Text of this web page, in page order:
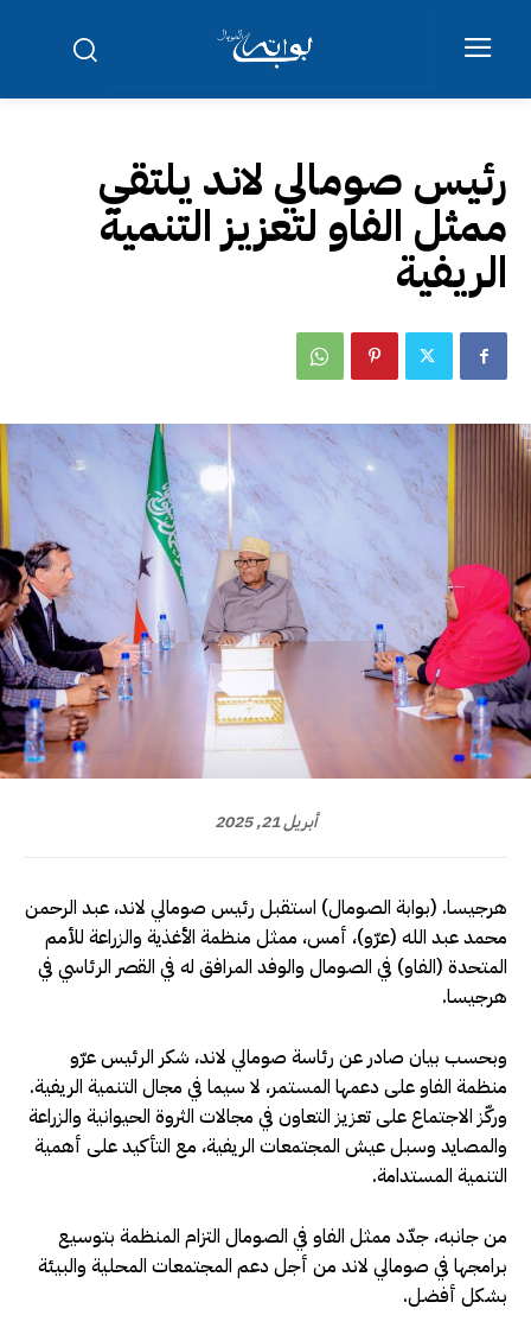
رئيس صومالي لاند يلتقي
ممثل الفاو لتعزيز التنمية
الريفية
أبريل 21, 2025
هرجيسا. (بوابة الصومال) استقبل رئيس صومالي لاند، عبد الرحمن
محمد عبد الله (عرّو)، أمس، ممثل منظمة الأغذية والزراعة للأمم
المتحدة (الفاو) في الصومال والوفد المرافق له في القصر الرئاسي في
هرجيسا.
وبحسب بيان صادر عن رئاسة صومالي لاند، شكر الرئيس عرّو
منظمة الفاو على دعمها المستمر، لا سيما في مجال التنمية الريفية.
وركّز الاجتماع على تعزيز التعاون في مجالات الثروة الحيوانية والزراعة
والمصايد وسبل عيش المجتمعات الريفية، مع التأكيد على أهمية
التنمية المستدامة.
من جانبه، جدّد ممثل الفاو في الصومال التزام المنظمة بتوسيع
برامجها في صومالي لاند من أجل دعم المجتمعات المحلية والبيئة
بشكل أفضل.